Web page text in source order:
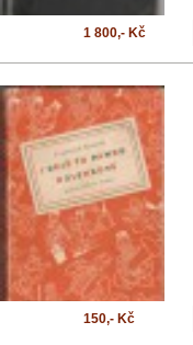
1 800,- Kč
150,- Kč